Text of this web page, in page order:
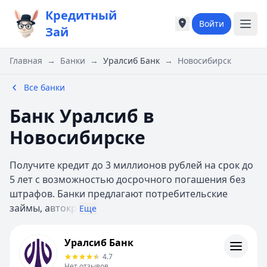
Кредитный
Зай
Города России
Москва
Казань
Красноярск
М
Москва
Новосибирск
Города России
Москва
Казань
Красноярск
М
Москва
Новосибирск
Войти
Главная → Банки → Уралсиб Банк → Новосибирск
Все банки
Банк Уралсиб в
Новосибирске
Получите кредит до 3 миллионов рублей на срок до
5 лет с возможностью досрочного погашения без
штрафов. Банки предлагают потребительские
займы, автокр Еще
Кредиты
Контакты
Уралсиб Банк
4.7